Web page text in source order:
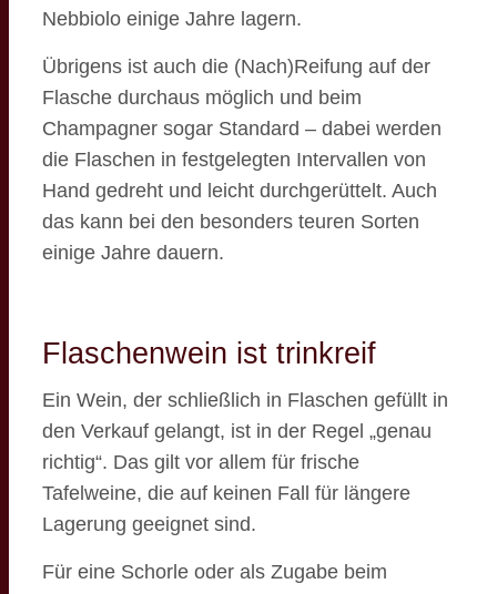
Nebbiolo einige Jahre lagern.
Übrigens ist auch die (Nach)Reifung auf der
Flasche durchaus möglich und beim
Champagner sogar Standard – dabei werden
die Flaschen in festgelegten Intervallen von
Hand gedreht und leicht durchgerüttelt. Auch
das kann bei den besonders teuren Sorten
einige Jahre dauern.
Flaschenwein ist trinkreif
Ein Wein, der schließlich in Flaschen gefüllt in
den Verkauf gelangt, ist in der Regel „genau
richtig“. Das gilt vor allem für frische
Tafelweine, die auf keinen Fall für längere
Lagerung geeignet sind.
Für eine Schorle oder als Zugabe beim